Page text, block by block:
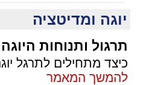
יוגה ומדיטציה
תרגול ותנוחות היוגה
כיצד מתחילים לתרגל
להמשך המאמר